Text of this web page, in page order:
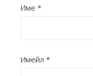
Име *
Имейл *